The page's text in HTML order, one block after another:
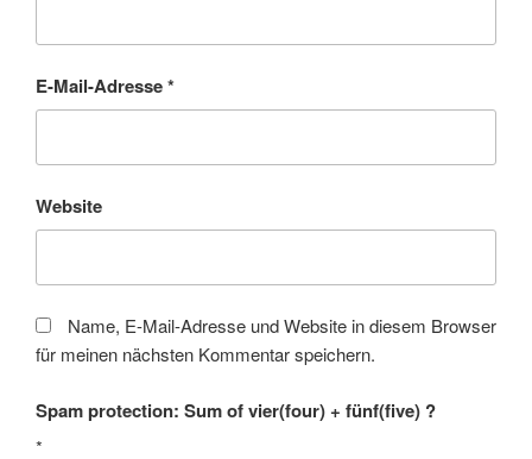
E-Mail-Adresse*
Website
Name, E-Mail-Adresse und Website in diesem Browser
für meinen nächsten Kommentar speichern.
Spam protection: Sum of vier(four) + fünf(five) ?
*